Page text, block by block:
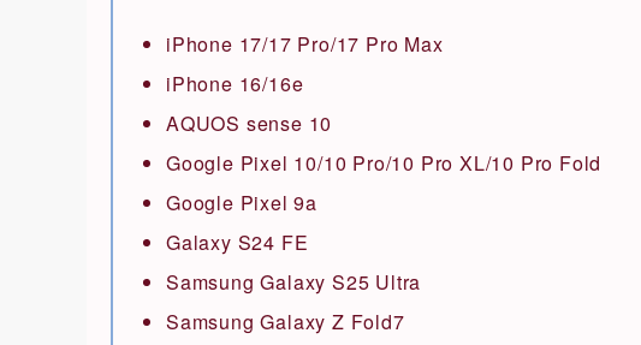
iPhone 17/17 Pro/17 Pro Max
iPhone 16/16e
AQUOS sense 10
Google Pixel 10/10 Pro/10 Pro XL/10 Pro Fold
Google Pixel 9a
Galaxy S24 FE
Samsung Galaxy S25 Ultra
Samsung Galaxy Z Fold7